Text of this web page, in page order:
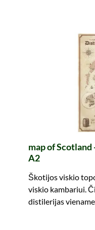
map of
A2
Škotijos viskio
viskio kambariui.
distilerijas